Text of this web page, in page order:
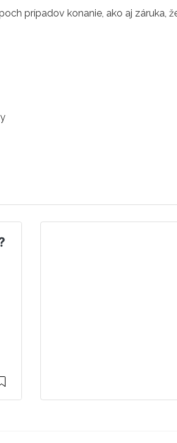
prípadov konanie, ako aj záruka,